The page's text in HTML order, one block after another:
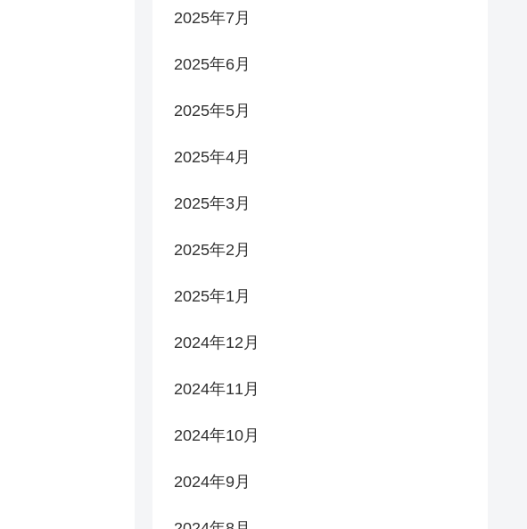
2025年7月
2025年6月
2025年5月
2025年4月
2025年3月
2025年2月
2025年1月
2024年12月
2024年11月
2024年10月
2024年9月